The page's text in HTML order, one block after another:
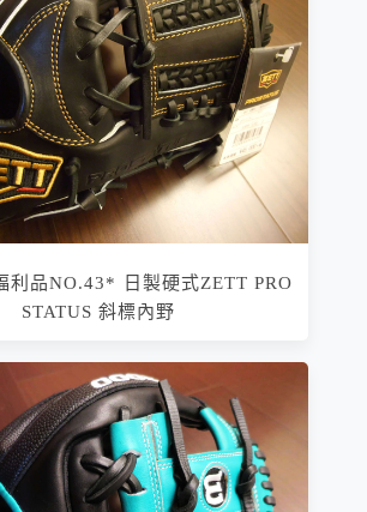
利品NO.43* 日製硬式ZETT PRO
STATUS 斜標內野